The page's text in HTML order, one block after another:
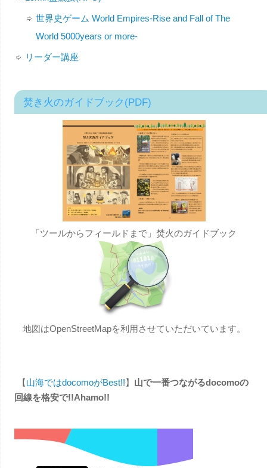
世界史ゲーム World Empires-Rise and Fall of The
World 5000years or more-
リーダー講座
焚き火のガイドブック(PDF)
「ツールからフィールドまで」焚火のガイドブック
地図はOpenStreetMapを利用させていただいています。
【山海ではdocomoがBest!!】 山で一番つながるdocomoの
回線を格安で!!Ahamo!!